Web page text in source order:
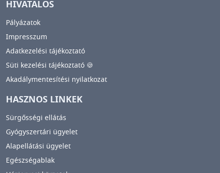
HIVATALOS
Pályázatok
Impresszum
Adatkezelési tájékoztató
Süti kezelési tájékoztató 🍪
Akadálymentesítési nyilatkozat
HASZNOS LINKEK
Sürgősségi ellátás
Gyógyszertári ügyelet
Alapellátási ügyelet
Egészségablak